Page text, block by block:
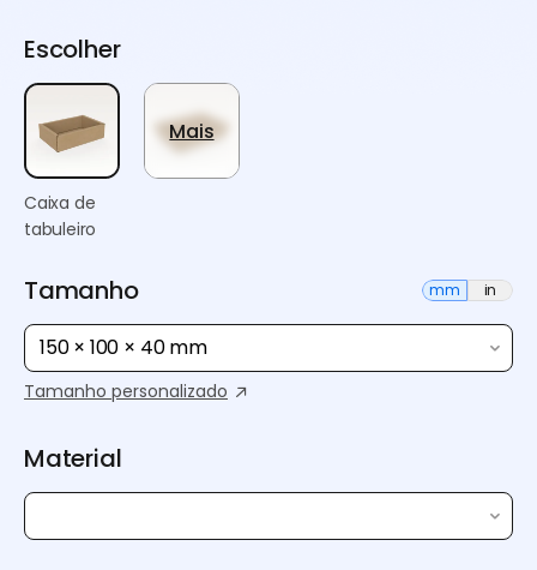
Escolher
Caixa de
tabuleiro
Mais
Tamanho mm in
150 × 100 × 40 mm
Tamanho personalizado
Material